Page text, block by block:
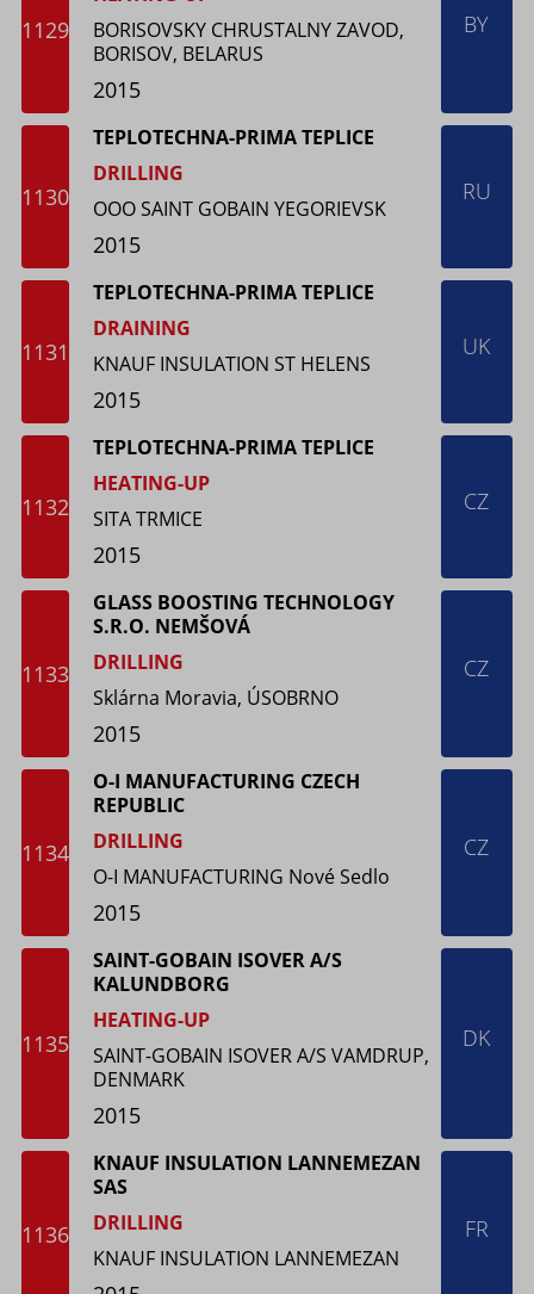
1129
BORISOVSKY CHRUSTALNY ZAVOD,
BORISOV, BELARUS
2015
BY
1130
TEPLOTECHNA-PRIMA TEPLICE
DRILLING
OOO SAINT GOBAIN YEGORIEVSK
2015
RU
1131
TEPLOTECHNA-PRIMA TEPLICE
DRAINING
KNAUF INSULATION ST HELENS
2015
UK
1132
TEPLOTECHNA-PRIMA TEPLICE
HEATING-UP
SITA TRMICE
2015
CZ
1133
GLASS BOOSTING TECHNOLOGY
S.R.O. NEMŠOVÁ
DRILLING
Sklárna Moravia, ÚSOBRNO
2015
CZ
1134
O-I MANUFACTURING CZECH
REPUBLIC
DRILLING
O-I MANUFACTURING Nové Sedlo
2015
CZ
1135
SAINT-GOBAIN ISOVER A/S
KALUNDBORG
HEATING-UP
SAINT-GOBAIN ISOVER A/S VAMDRUP,
DENMARK
2015
DK
1136
KNAUF INSULATION LANNEMEZAN
SAS
DRILLING
KNAUF INSULATION LANNEMEZAN
FR